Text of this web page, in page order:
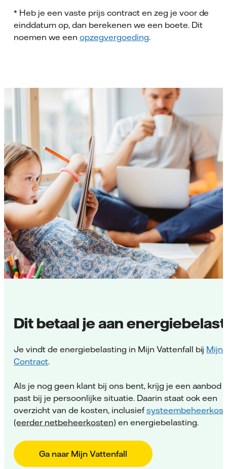
* Heb je een vaste prijs contract en zeg je voor de
einddatum op, dan berekenen we een boete. Dit
noemen we een opzegvergoeding.
Dit betaal je aan
Je vindt de energiebelasting in Mijn Vattenfall bij Mijn
Contract.
Als je nog geen klant bij ons bent, krijg je een aanbod
past bij je persoonlijke situatie. Daarin staat ook een
overzicht van de kosten, inclusief
(eerder netbeheerkosten) en energiebelasting.
Ga naar Mijn Vattenfall